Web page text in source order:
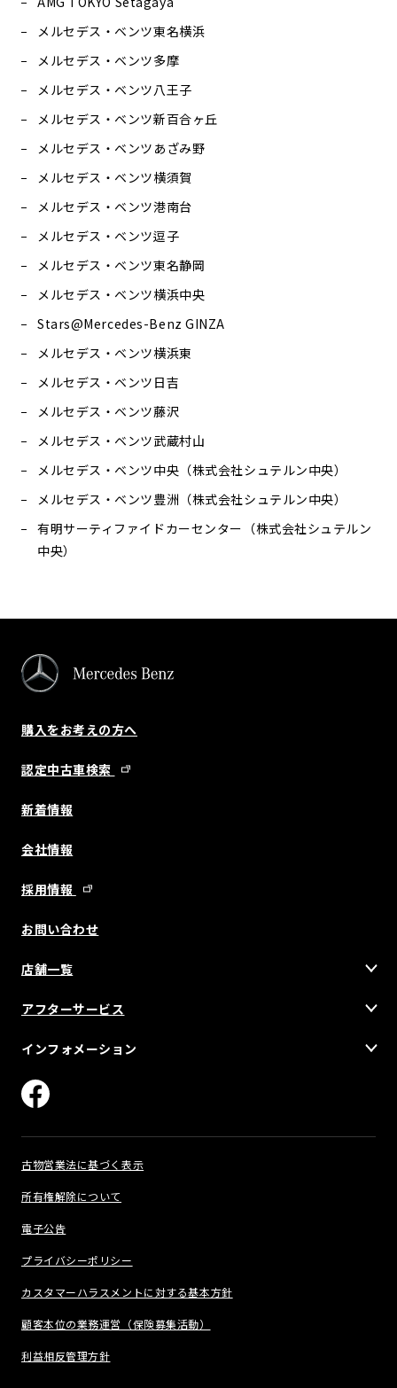
メルセデス・ベンツ東名横浜
メルセデス・ベンツ多摩
メルセデス・ベンツ八王子
メルセデス・ベンツ新百合ヶ丘
メルセデス・ベンツあざみ野
メルセデス・ベンツ横須賀
メルセデス・ベンツ港南台
メルセデス・ベンツ逗子
メルセデス・ベンツ東名静岡
メルセデス・ベンツ横浜中央
Stars@Mercedes-Benz GINZA
メルセデス・ベンツ横浜東
メルセデス・ベンツ日吉
メルセデス・ベンツ藤沢
メルセデス・ベンツ武蔵村山
メルセデス・ベンツ中央（株式会社シュテルン中央）
メルセデス・ベンツ豊洲（株式会社シュテルン中央）
有明サーティファイドカーセンター（株式会社シュテルン
中央）
購入をお考えの方へ
認定中古車検索
新着情報
会社情報
採用情報
お問い合わせ
店舗一覧
アフターサービス
インフォメーション
古物営業法に基づく表示
所有権解除について
電子公告
プライバシーポリシー
カスタマーハラスメントに対する基本方針
顧客本位の業務運営（保険募集活動）
利益相反管理方針